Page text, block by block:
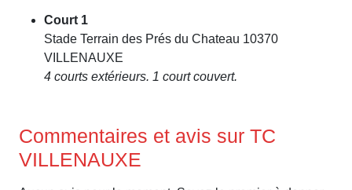
Court 1
Stade Terrain des Prés du Chateau 10370
VILLENAUXE
4 courts extérieurs. 1 court couvert.
Commentaires et avis sur TC
VILLENAUXE